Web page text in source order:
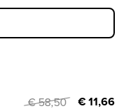
€ 58,50 € 11,66